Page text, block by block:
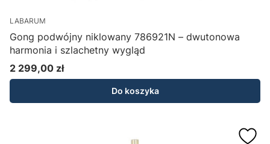
LABARUM
Gong podwójny niklowany 786921N – dwutonowa
harmonia i szlachetny wygląd
Cena
2 299,00 zł
Do koszyka